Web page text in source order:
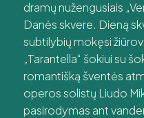
dramų nužengusiais
Danės skvere. Dieną
subtilybių mokęsi
„Tarantella“ šokiui su
romantišką šventės
operos solistų Liudo
pasirodymas ant